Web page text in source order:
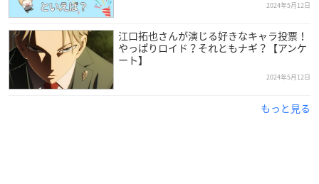
2024年5月12日
江口拓也さんが演じる好きなキャラ投票！
やっぱりロイド？それともナギ？【アンケ
ート】
2024年5月12日
もっと見る